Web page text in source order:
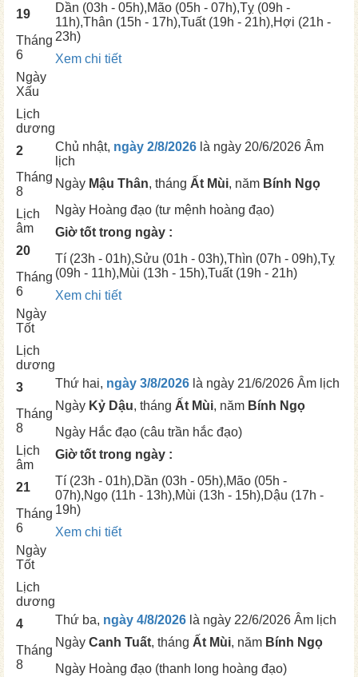
19
Tháng
6
Ngày
Xấu
Dần (03h - 05h),Mão (05h - 07h),Tỵ (09h -
11h),Thân (15h - 17h),Tuất(19h - 21h),Hợi (21h -
23h)
Xem chi tiết
Lịch
dương
2
Tháng
8
Lịch
âm
20
Tháng
6
Ngày
Tốt
Chủ nhật, ngày 2/8/2026 là ngày 20/6/2026 Âm
lịch
Ngày Mậu Thân, tháng Ất Mùi, năm Bính Ngọ
Ngày Hoàng đạo (tư mệnh hoàng đạo)
Giờ tốt trong ngày :
Tí (23h - 01h),Sửu (01h - 03h),Thìn (07h - 09h),Tỵ
(09h - 11h),Mùi (13h - 15h),Tuất(19h - 21h)
Xem chi tiết
Lịch
dương
3
Tháng
8
Lịch
âm
21
Tháng
6
Ngày
Tốt
Thứ hai, ngày 3/8/2026 là ngày 21/6/2026 Âm lịch
Ngày Kỷ Dậu, tháng Ất Mùi, năm Bính Ngọ
Ngày Hắc đạo (câu trần hắc đạo)
Giờ tốt trong ngày :
Tí (23h - 01h),Dần (03h - 05h),Mão (05h -
07h),Ngọ (11h - 13h),Mùi (13h - 15h),Dậu (17h -
19h)
Xem chi tiết
Lịch
dương
4
Tháng
8
Thứ ba, ngày 4/8/2026 là ngày 22/6/2026 Âm lịch
Ngày Canh Tuất, tháng Ất Mùi, năm Bính Ngọ
Ngày Hoàng đạo (thanh long hoàng đạo)